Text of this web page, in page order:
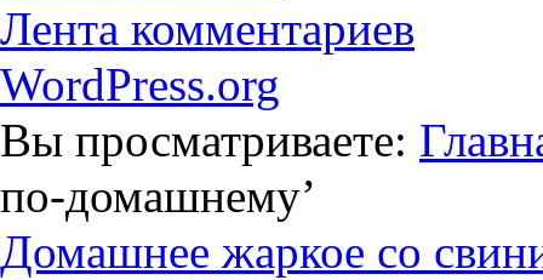
Лента комментариев
WordPress.org
Вы просматриваете:
по-домашнему’
Домашнее жаркое со